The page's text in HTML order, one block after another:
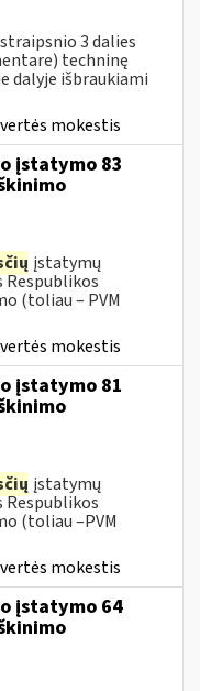
3 dalies
techninę
dalyje išbraukiami
mokestis
įstatymo 83
įstatymų
Respublikos
(toliau – PVM
mokestis
įstatymo 81
įstatymų
Respublikos
(toliau –PVM
mokestis
įstatymo 64